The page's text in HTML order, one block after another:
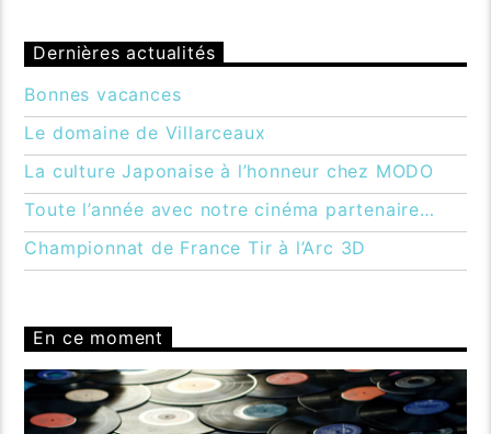
Dernières actualités
Bonnes vacances
Le domaine de Villarceaux
La culture Japonaise à l’honneur chez MODO
Toute l’année avec notre cinéma partenaire…
Championnat de France Tir à l’Arc 3D
En ce moment